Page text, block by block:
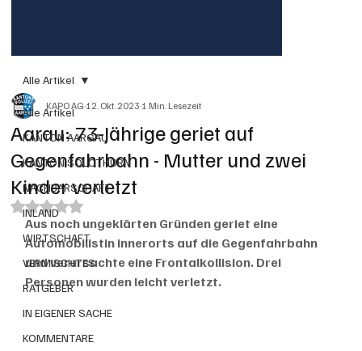
Alle Artikel
KANTON AARGAU
KANTON SOLOTHURN
NACHBARSCHAFT
INLAND
WIRTSCHAFT
VERMISCHTES
RATGEBER
IN EIGENER SACHE
KOMMENTARE
Alle Artikel
Aarau: 73-Jährige geriet auf
Gegenfahrbahn - Mutter und zwei
Kinder verletzt
KAPO AG12. Okt. 20231 Min. Lesezeit
Mit NaN von 5 Sternen bewertet.
Aus noch ungeklärten Gründen geriet eine
Automobilistin innerorts auf die Gegenfahrbahn
und verursachte eine Frontalkollision. Drei
Personen wurden leicht verletzt.